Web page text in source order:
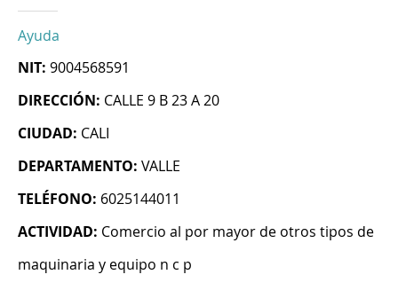
Ayuda
NIT: 9004568591
DIRECCIÓN: CALLE 9 B 23 A 20
CIUDAD: CALI
DEPARTAMENTO: VALLE
TELÉFONO: 6025144011
ACTIVIDAD: Comercio al por mayor de otros tipos de
maquinaria y equipo n c p